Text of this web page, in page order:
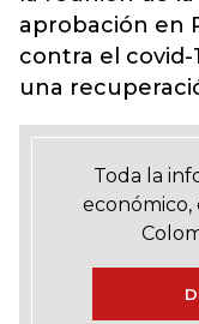
aprobación en
contra el covid-
una
Toda la
económico,